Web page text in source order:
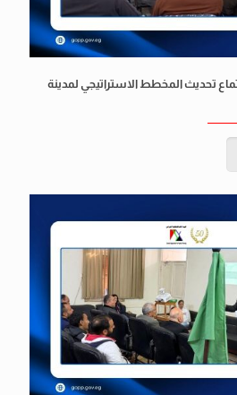
تحديث المخطط الاستراتيجي لمدينة